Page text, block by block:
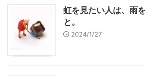
虹を見たい人は、雨
と。
2024/1/27